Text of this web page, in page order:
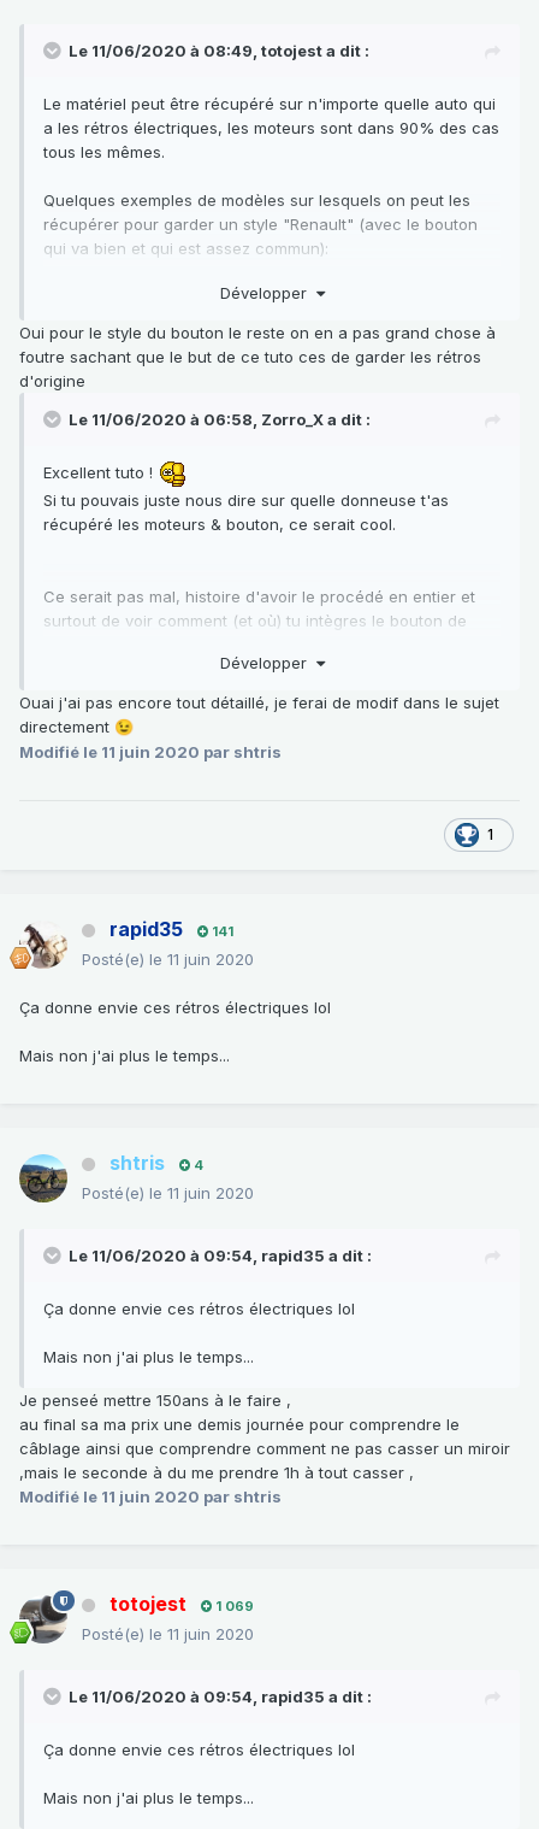
Le 11/06/2020 à 08:49, totojesta dit :
Le matériel peut être récupéré sur n'importe quelle auto qui
a les rétros électriques, les moteurs sont dans 90% des cas
tous les mêmes.
Quelques exemples de modèles sur lesquels on peut les
récupérer pour garder un style "Renault" (avec le bouton
qui va bien et qui est assez commun):
- Megane
- Laguna
- Safrane
- Espace
Avec des boutons de réglages plus anciens, on trouve les
R11, R21, Espace 1 et R25.
Développer
Oui pour le style du bouton le reste on en a pas grand chose à
foutre sachant que le but de ce tuto ces de garder les rétros
d'origine
Le 11/06/2020 à 06:58, Zorro_Xa dit :
Excellent tuto !
Si tu pouvais juste nous dire sur quelle donneuse t'as
récupéré les moteurs & bouton, ce serait cool.
Ce serait pas mal, histoire d'avoir le procédé en entier et
surtout de voir comment (et où) tu intègres le bouton de
Développer
Ouai j'ai pas encore tout détaillé, je ferai de modif dans le sujet
directement 😉
Modifié le 11 juin 2020 par shtris
1
rapid35 141
Posté(e) le 11 juin 2020
Ça donne envie ces rétros électriques lol
Mais non j'ai plus le temps...
shtris 4
Posté(e) le 11 juin 2020
Le 11/06/2020 à 09:54, rapid35 a dit :
Ça donne envie ces rétros électriques lol
Mais non j'ai plus le temps...
Je penseé mettre 150ans à le faire ,
au final sa ma prix une demis journée pour comprendre le
câblage ainsi que comprendre comment ne pas casser un miroir
,mais le seconde à du me prendre 1h à tout casser ,
Modifié le 11 juin 2020 par shtris
totojest 1 069
Posté(e) le 11 juin 2020
Le 11/06/2020 à 09:54, rapid35 a dit :
Ça donne envie ces rétros électriques lol
Mais non j'ai plus le temps...